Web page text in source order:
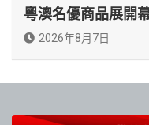
粵澳名優商品展開
2026年8月7日